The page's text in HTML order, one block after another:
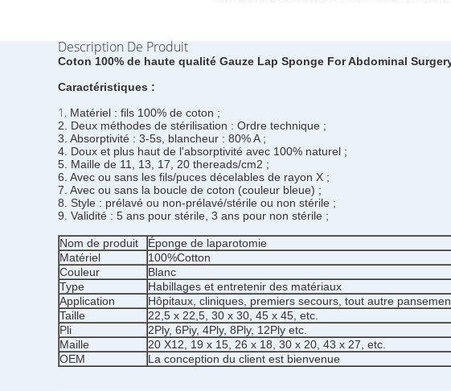
Description De Produit
Coton 100% de haute qualité Gauze Lap Sponge For Abdominal
Caractéristiques :
1. Matériel : fils 100% de coton ;
2. Deux méthodes de stérilisation : Ordre technique ;
3. Absorptivité : 3-5s, blancheur : 80% A ;
4. Doux et plus haut de l'absorptivité avec 100% naturel ;
5. Maille de 11, 13, 17, 20 thereads/cm2 ;
6. Avec ou sans les fils/puces décelables de rayon X ;
7. Avec ou sans la boucle de coton (couleur bleue) ;
8. Style : prélavé ou non-prélavé/stérile ou non stérile ;
9. Validité : 5 ans pour stérile, 3 ans pour non stérile ;
Nom de produit
Éponge de laparotomie
Matériel
100%Cotton
Couleur
Blanc
Type
Habillages et entretenir des matériaux
Application
Hôpitaux, cliniques, premiers secours, tout autre
Taille
22,5 x 22,5, 30 x 30, 45 x 45, etc.
Pli
2Ply, 6Piy, 4Ply, 8Ply, 12Ply etc.
Maille
20 X12, 19 x 15, 26 x 18, 30 x 20, 43 x 27, etc.
OEM
La conception du client est bienvenue